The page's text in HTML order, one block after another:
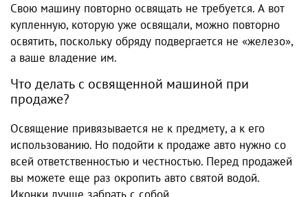
Свою машину повторно освящать не требуется. А вот
купленную, которую уже освящали, можно повторно
освятить, поскольку обряду подвергается не «железо»,
а ваше владение им.
Что делать с освященной машиной при
продаже?
Освящение привязывается не к предмету, а к его
использованию. Но подойти к продаже авто нужно со
всей ответственностью и честностью. Перед продажей
вы можете еще раз окропить авто святой водой.